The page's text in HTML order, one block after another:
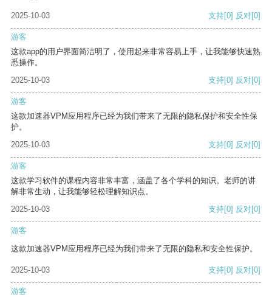
2025-10-03 支持[0] 反对[0]
游客
这款app的用户界面简洁明了，使用起来非常容易上手，让我能够快速熟
悉操作。
2025-10-03
支持[0] 反对[0]
游客
这款加速器VPM应用程序已经为我们带来了无限的隐私保护和安全性保
护。
2025-10-03
支持[0] 反对[0]
游客
这款学习软件的课程内容非常丰富，涵盖了各个学科的知识。老师的讲
解非常生动，让我能够轻松理解知识点。
2025-10-03
支持[0] 反对[0]
游客
这款加速器VPM应用程序已经为我们带来了无限的隐私和安全性保护。
2025-10-03 支持[0] 反对[0]
游客